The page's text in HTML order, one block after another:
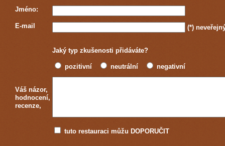
Jméno:
E-mail (*)
Jaký typ zkušenosti přidáváte?
pozitivní neutrální negativní
Váš názor,
hodnocení,
recenze,
tuto restauraci můžu DOPORUČIT